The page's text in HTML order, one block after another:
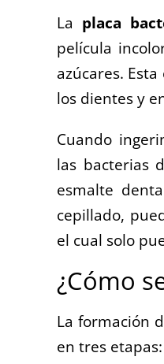
La placa
película
azúcares.
los dientes y
Cuando
las bacterias
esmalte
cepillado,
el cual solo
¿Cómo
La formación
en tres etapas: